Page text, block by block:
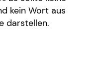
kein Wort aus
darstellen.